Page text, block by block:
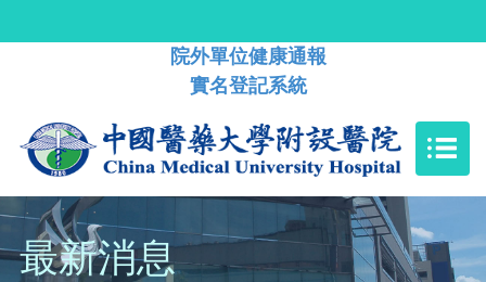
院外單位健康通報
實名登記系統
最新消息